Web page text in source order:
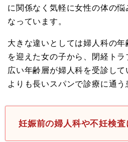
に関係なく気軽に女性の体の
なっています。
大きな違いとしては婦人科の
を迎えた女の子から、閉経ト
広い年齢層が婦人科を受診し
よりも長いスパンで診療に通う
妊娠前の婦人科や不妊検